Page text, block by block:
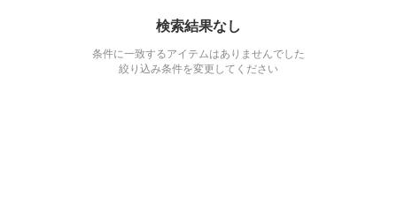
検索結果なし
条件に一致するアイテムはありませんでした
絞り込み条件を変更してください